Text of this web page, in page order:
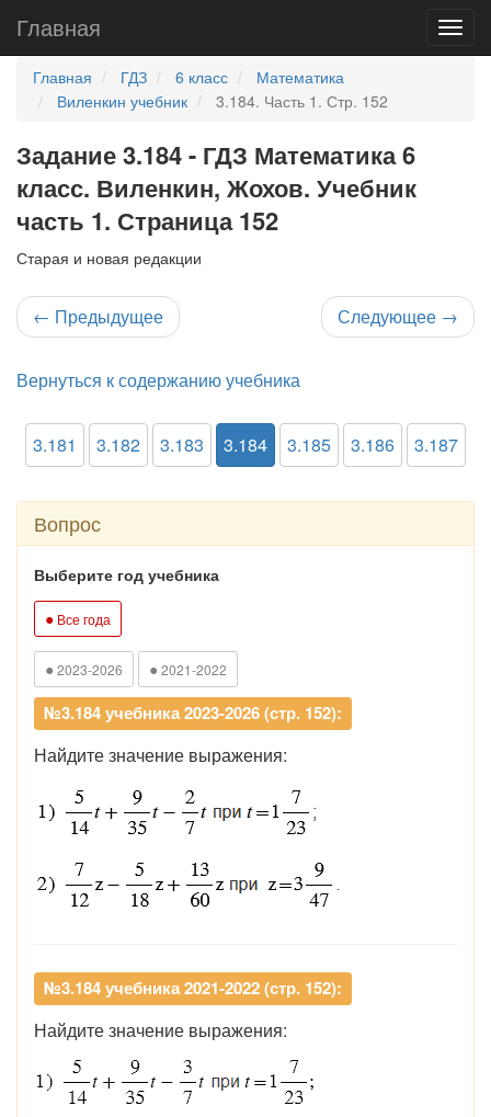
Главная
Главная ГДЗ 6 класс
Математика
Виленкин учебник
3.184. Часть 1. Стр. 152
Задание 3.184 - ГДЗ Математика 6
класс. Виленкин, Жохов. Учебник
часть 1. Страница 152
Старая и новая редакции
← Предыдущее Следующее →
Вернуться к содержанию учебника
3.181 3.182 3.183 3.184 3.185 3.186 3.187
Вопрос
Выберите год учебника
● Все года
● 2023-2026 ● 2021-2022
№3.184 учебника 2023-2026 (стр. 152):
Найдите значение выражения:
№3.184 учебника 2021-2022 (стр. 152):
Найдите значение выражения: